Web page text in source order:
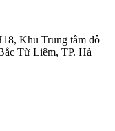
Khu Trung tâm đô
Từ Liêm, TP. Hà